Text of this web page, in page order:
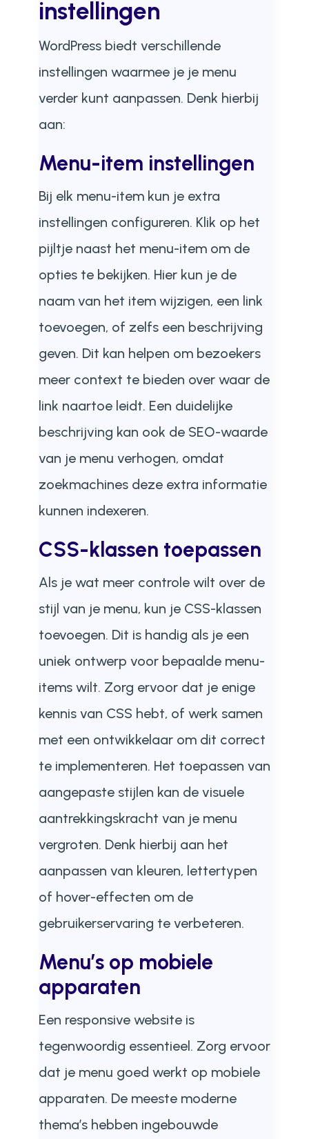
instellingen
WordPress biedt verschillende
instellingen waarmee je je menu
verder kunt aanpassen. Denk hierbij
aan:
Menu-item instellingen
Bij elk menu-item kun je extra
instellingen configureren. Klik op het
pijltje naast het menu-item om de
opties te bekijken. Hier kun je de
naam van het item wijzigen, een link
toevoegen, of zelfs een beschrijving
geven. Dit kan helpen om bezoekers
meer context te bieden over waar de
link naartoe leidt. Een duidelijke
beschrijving kan ook de SEO-waarde
van je menu verhogen, omdat
zoekmachines deze extra informatie
kunnen indexeren.
CSS-klassen toepassen
Als je wat meer controle wilt over de
stijl van je menu, kun je CSS-klassen
toevoegen. Dit is handig als je een
uniek ontwerp voor bepaalde menu-
items wilt. Zorg ervoor dat je enige
kennis van CSS hebt, of werk samen
met een ontwikkelaar om dit correct
te implementeren. Het toepassen van
aangepaste stijlen kan de visuele
aantrekkingskracht van je menu
vergroten. Denk hierbij aan het
aanpassen van kleuren, lettertypen
of hover-effecten om de
gebruikerservaring te verbeteren.
Menu’s op mobiele
apparaten
Een responsive website is
tegenwoordig essentieel. Zorg ervoor
dat je menu goed werkt op mobiele
apparaten. De meeste moderne
thema’s hebben ingebouwde